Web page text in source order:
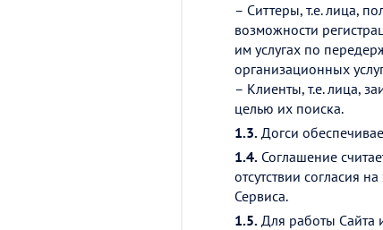
– Ситтеры, т.е. лица,
возможности
им услугах по
организационных
– Клиенты, т.е. лица,
целью их поиска.
1.3. Догси
1.4. Соглашение
отсутствии согласия
Сервиса.
1.5. Для работы Сайта